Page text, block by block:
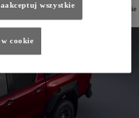
przełożeniach. Umożliwia ona holowanie
do 1000 kg.
wszystkie
cookie